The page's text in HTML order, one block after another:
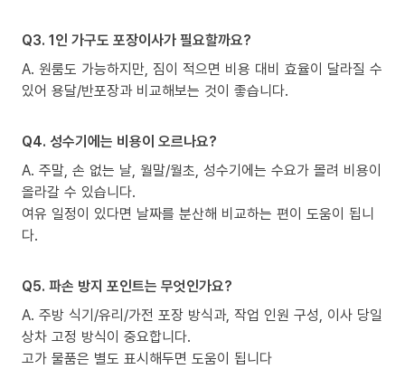
Q3. 1인 가구도 포장이사가 필요할까요?
A. 원룸도 가능하지만, 짐이 적으면 비용 대비 효율이 달라질 수
있어 용달/반포장과 비교해보는 것이 좋습니다.
Q4. 성수기에는 비용이 오르나요?
A. 주말, 손 없는 날, 월말/월초, 성수기에는 수요가 몰려 비용이
올라갈 수 있습니다.
여유 일정이 있다면 날짜를 분산해 비교하는 편이 도움이 됩니
다.
Q5. 파손 방지 포인트는 무엇인가요?
A. 주방 식기/유리/가전 포장 방식과, 작업 인원 구성, 이사 당일
상차 고정 방식이 중요합니다.
고가 물품은 별도 표시해두면 도움이 됩니다